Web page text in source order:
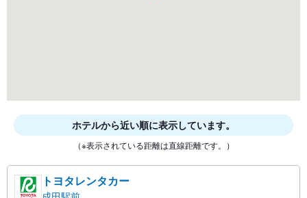
ホテルから近い順に表示しています。
（※表示されている距離は直線距離です。）
トヨタレンタカー